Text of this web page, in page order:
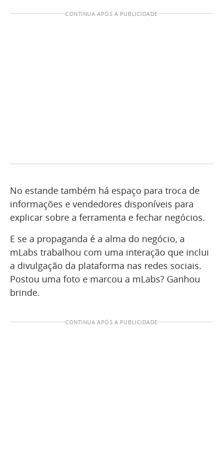
CONTINUA APÓS A PUBLICIDADE
No estande também há espaço para troca de
informações e vendedores disponíveis para
explicar sobre a ferramenta e fechar negócios.
E se a propaganda é a alma do negócio, a
mLabs trabalhou com uma interação que inclui
a divulgação da plataforma nas redes sociais.
Postou uma foto e marcou a mLabs? Ganhou
brinde.
CONTINUA APÓS A PUBLICIDADE